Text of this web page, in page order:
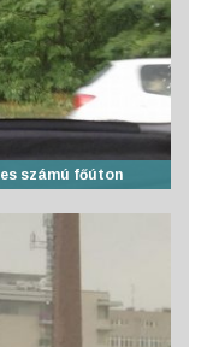
számú főúton